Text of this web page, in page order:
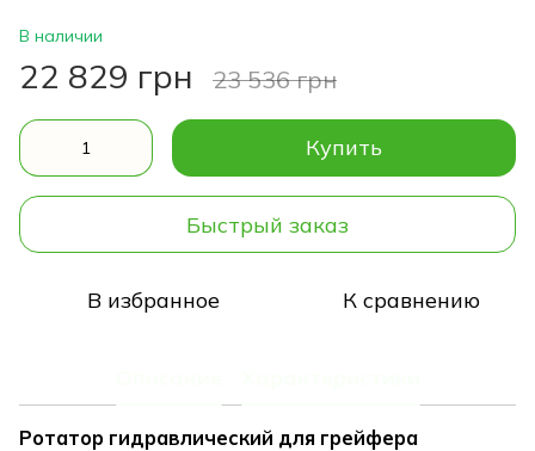
В наличии
22 829 грн 23 536 грн
Купить
Быстрый заказ
В избранное К сравнению
Ротатор гидравлический для грейфера